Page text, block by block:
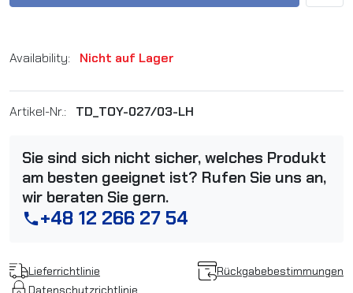
Availability: Nicht auf Lager
Artikel-Nr.: TD_TOY-027/03-LH
Sie sind sich nicht sicher, welches Produkt
am besten geeignet ist? Rufen Sie uns an,
wir beraten Sie gern.
phone+48 12 266 27 54
Lieferrichtlinie
Rückgabebestimmungen
Datenschutzrichtlinie